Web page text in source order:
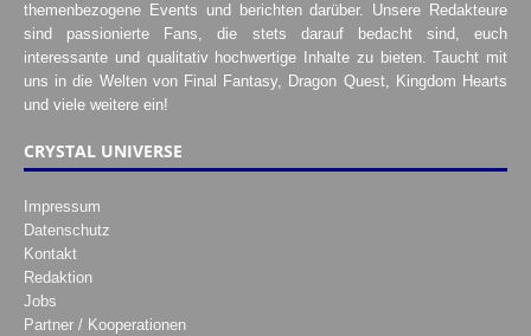
themenbezogene Events und berichten darüber. Unsere Redakteure
sind passionierte Fans, die stets darauf bedacht sind, euch
interessante und qualitativ hochwertige Inhalte zu bieten. Taucht mit
uns in die Welten von Final Fantasy, Dragon Quest, Kingdom Hearts
und viele weitere ein!
CRYSTAL UNIVERSE
Impressum
Datenschutz
Kontakt
Redaktion
Jobs
Partner / Kooperationen